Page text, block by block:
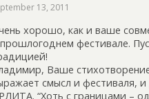
13, 2011
хорошо, как и ваше
фестивале.
Ваше
смысл и фестиваля, и
“Хоть с границами –